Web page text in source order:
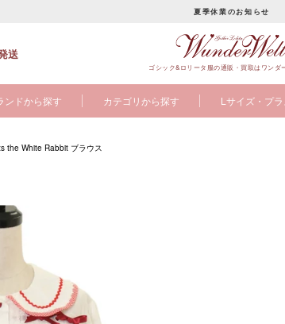
ス
ラ
イ
シ
夏季休業のお知らせ
送
ゴシック&ロリータ服の通販・買取はワンダ
ンドから探す カテゴリから探す Lサイズ・プ
the White Rabbit ブラウス